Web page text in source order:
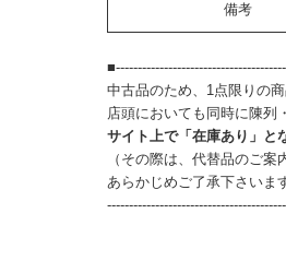
備考
中古品のため、1点限りの
店頭においても同時に陳列
サイト上で「在庫あり」と
（その際は、代替品のご
あらかじめご了承下さいま